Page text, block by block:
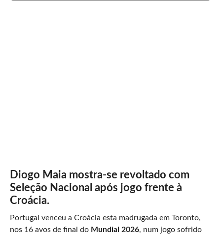
Diogo Maia mostra-se revoltado com
Seleção Nacional após jogo frente à
Croácia.
Portugal venceu a Croácia esta madrugada em Toronto,
nos 16 avos de final do Mundial 2026, num jogo sofrido